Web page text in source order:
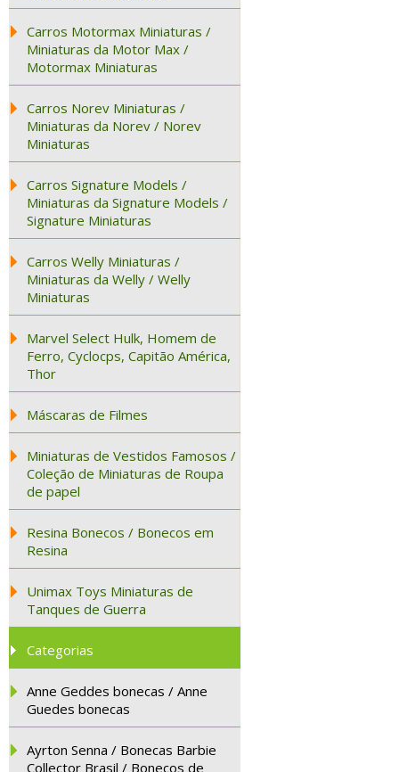
Carros Motormax Miniaturas /
Miniaturas da Motor Max /
Motormax Miniaturas
Carros Norev Miniaturas /
Miniaturas da Norev / Norev
Miniaturas
Carros Signature Models /
Miniaturas da Signature Models /
Signature Miniaturas
Carros Welly Miniaturas /
Miniaturas da Welly / Welly
Miniaturas
Marvel Select Hulk, Homem de
Ferro, Cyclocps, Capitão América,
Thor
Máscaras de Filmes
Miniaturas de Vestidos Famosos /
Coleção de Miniaturas de Roupa
de papel
Resina Bonecos / Bonecos em
Resina
Unimax Toys Miniaturas de
Tanques de Guerra
Categorias
Anne Geddes bonecas / Anne
Guedes bonecas
Ayrton Senna / Bonecas Barbie
Collector Brasil / Bonecos de